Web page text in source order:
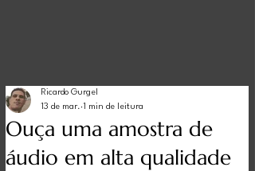
Ouça uma amostra de
áudio em alta qualidade
Ricardo Gurgel
13 de mar. 1 min de leitura